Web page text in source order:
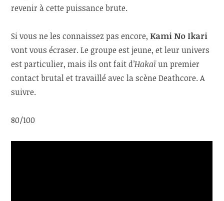
revenir à cette puissance brute.
Si vous ne les connaissez pas encore, Kami No Ikari
vont vous écraser. Le groupe est jeune, et leur univers
est particulier, mais ils ont fait d’Hakaïun premier
contact brutal et travaillé avec la scène Deathcore. A
suivre.
80/100